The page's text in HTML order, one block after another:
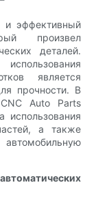
и эффективный
произвел
деталей.
является
прочности. В
Auto Parts
использования
а также